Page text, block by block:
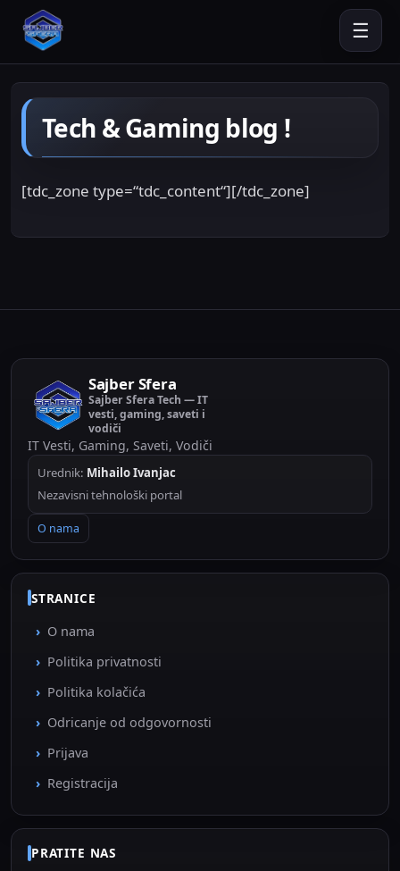
☰
Tech & Gaming blog !
[tdc_zone type=“tdc_content“][/tdc_zone]
Sajber Sfera
Sajber Sfera Tech — IT
vesti, gaming, saveti i
vodiči
IT Vesti, Gaming, Saveti, Vodiči
Urednik: Mihailo Ivanjac
Nezavisni tehnološki portal
O nama
STRANICE
O nama
Politika privatnosti
Politika kolačića
Odricanje od odgovornosti
Prijava
Registracija
PRATITE NAS